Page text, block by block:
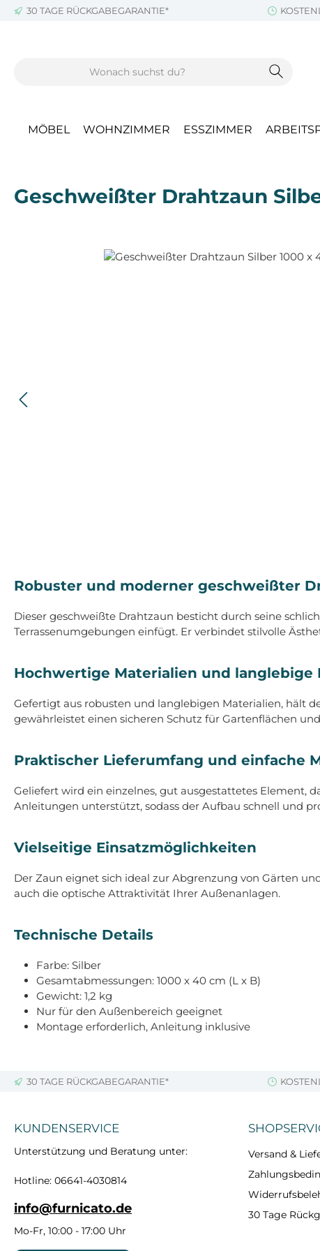
Hauptinhalt springen
Zur Suche springen
Zur Hauptnavigation springen
30 TAGE RÜCKGABEGARANTIE*
MÖBEL WOHNZIMMER ESSZIMMER
Geschweißter Drahtzaun
Bildergalerie überspringen
Robuster und moderner geschweißter
Dieser geschweißte Drahtzaun besticht durch seine
Terrassenumgebungen einfügt. Er verbindet stilvolle
Hochwertige Materialien und langlebige
Gefertigt aus robusten und langlebigen Materialien, hält
gewährleistet einen sicheren Schutz für Gartenflächen
Praktischer Lieferumfang und einfache
Geliefert wird ein einzelnes, gut ausgestattetes Element,
Anleitungen unterstützt, sodass der Aufbau schnell und
Vielseitige Einsatzmöglichkeiten
Der Zaun eignet sich ideal zur Abgrenzung von Gärten
auch die optische Attraktivität Ihrer Außenanlagen.
Technische Details
Farbe: Silber
Gesamtabmessungen: 1000 x 40 cm (L x B)
Gewicht: 1,2 kg
Nur für den Außenbereich geeignet
Montage erforderlich, Anleitung inklusive
30 TAGE RÜCKGABEGARANTIE*
KUNDENSERVICE
Unterstützung und Beratung unter:
Hotline: 06641-4030814
info@furnicato.de
Mo-Fr, 10:00 - 17:00 Uhr
Versand &
30 Tage